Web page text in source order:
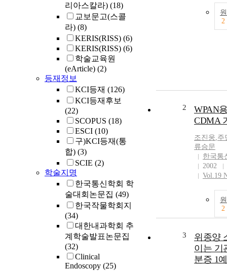
리아스칼라) (18)
교보문고(스콜
라) (8)
KERIS(RISS) (6)
KERIS(RISS) (6)
학술교육원
(eArticle) (2)
등재정보
KCI등재 (126)
KCI등재후보
(22)
SCOPUS (18)
ESCI (10)
구)KCI등재(통
합) (3)
SCIE (2)
학술지명
한국통신학회 학
술대회논문집 (49)
한국작물학회지
(34)
대한내과학회 추
계학술발표논문집
(32)
Clinical
Endoscopy (25)
2
2
WPAN
CDMA
조진웅,주
류승문
한국통
2002
Vol.19
2
3
위종양
이는 기
분증 1예